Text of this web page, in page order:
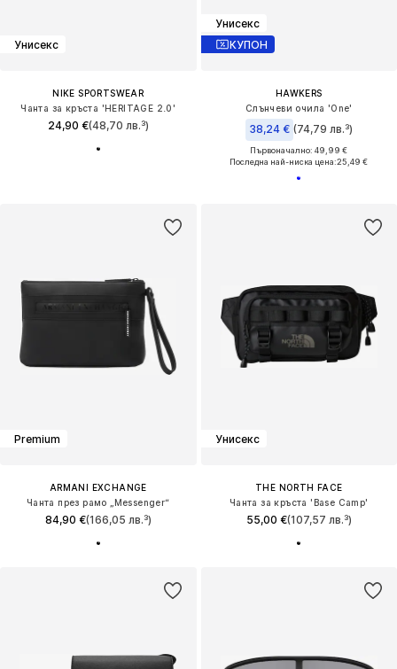
Унисекс
NIKE SPORTSWEAR
Чанта за кръста 'HERITAGE 2.0'
24,90 €(48,70 лв.³)
Унисекс
КУПОН
HAWKERS
Слънчеви очила 'One'
38,24 € (74,79 лв.³)
Първоначално: 49,99 €
Последна най-ниска цена:25,49 €
Premium
ARMANI EXCHANGE
Чанта през рамо „Messenger“
84,90 €(166,05 лв.³)
Унисекс
THE NORTH FACE
Чанта за кръста 'Base Camp'
55,00 €(107,57 лв.³)